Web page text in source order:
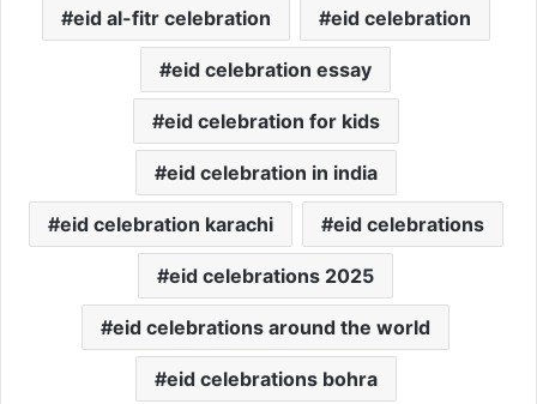
eid al-fitr celebration eid celebration
eid celebration essay
eid celebration for kids
eid celebration in india
eid celebration karachi eid celebrations
eid celebrations 2025
eid celebrations around the world
eid celebrations bohra